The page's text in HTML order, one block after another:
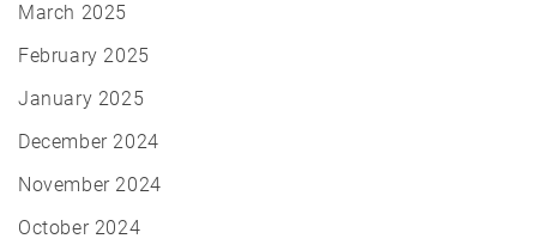
March 2025
February 2025
January 2025
December 2024
November 2024
October 2024